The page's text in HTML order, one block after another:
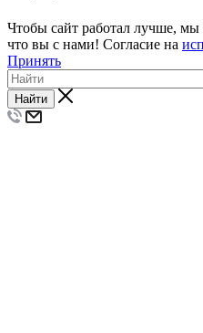
Чтобы сайт работал лучше,
что вы с нами! Согласие на
Принять
Найти